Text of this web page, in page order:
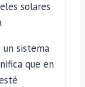
solares
un sistema
que en